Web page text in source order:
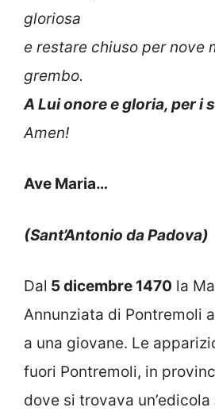
gloriosa
e restare chiuso per nove
grembo.
A Lui onore e gloria, per i
Amen!
Ave Maria…
(Sant’Antonio da Padova)
Dal 5 dicembre 1470 la
Annunziata di Pontremoli
a una giovane. Le
fuori Pontremoli, in
dove si trovava